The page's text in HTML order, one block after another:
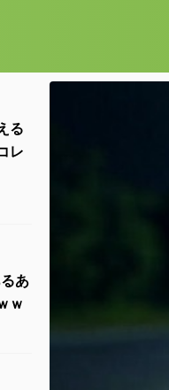
る
レ
あ
ｗ